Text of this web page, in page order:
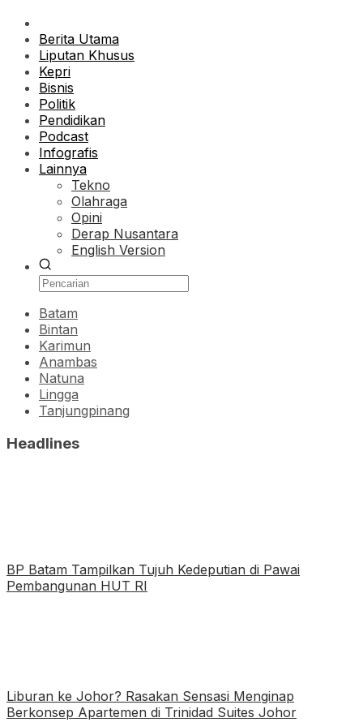
Berita Utama
Liputan Khusus
Kepri
Bisnis
Politik
Pendidikan
Podcast
Infografis
Lainnya
Tekno
Olahraga
Opini
Derap Nusantara
English Version
Batam
Bintan
Karimun
Anambas
Natuna
Lingga
Tanjungpinang
Headlines
BP Batam Tampilkan Tujuh Kedeputian di Pawai
Pembangunan HUT RI
Liburan ke Johor? Rasakan Sensasi Menginap
Berkonsep Apartemen di Trinidad Suites Johor